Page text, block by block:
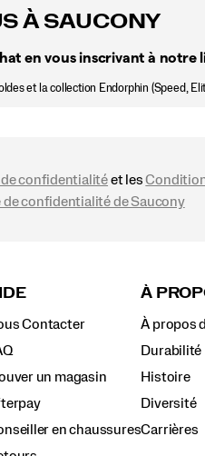
À SAUCONY
en vous inscrivant à notre
et la collection Endorphin (Speed,
confidentialitéet les
de confidentialité de Saucony
Contacter
un magasin
en chaussures
À
À propos
Durabilité
Histoire
Diversité
Carrières